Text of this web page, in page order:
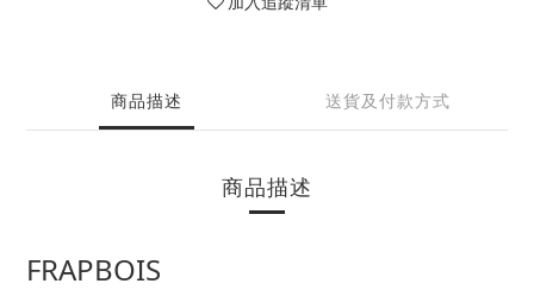
商品描述 送貨及付款方式
商品描述
FRAPBOIS